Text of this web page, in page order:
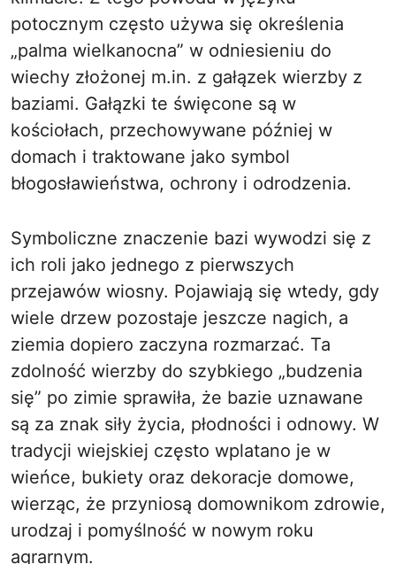
potocznym często używa się określenia
„palma wielkanocna” w odniesieniu do
wiechy złożonej m.in. z gałązek wierzby z
baziami. Gałązki te święcone są w
kościołach, przechowywane później w
domach i traktowane jako symbol
błogosławieństwa, ochrony i odrodzenia.
Symboliczne znaczenie bazi wywodzi się z
ich roli jako jednego z pierwszych
przejawów wiosny. Pojawiają się wtedy, gdy
wiele drzew pozostaje jeszcze nagich, a
ziemia dopiero zaczyna rozmarzać. Ta
zdolność wierzby do szybkiego „budzenia
się” po zimie sprawiła, że bazie uznawane
są za znak siły życia, płodności i odnowy. W
tradycji wiejskiej często wplatano je w
wieńce, bukiety oraz dekoracje domowe,
wierząc, że przyniosą domownikom zdrowie,
urodzaj i pomyślność w nowym roku
agrarnym.